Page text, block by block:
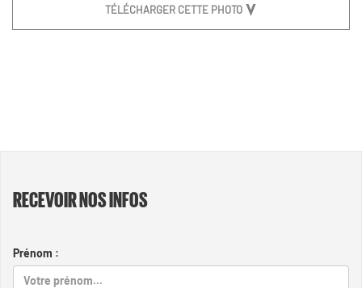
TÉLÉCHARGER CETTE PHOTO
RECEVOIR NOS INFOS
Prénom :